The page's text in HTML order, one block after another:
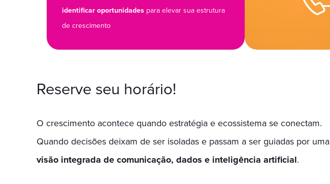
identificar oportunidades para elevar sua estrutura
de crescimento
Reserve seu horário!
O crescimento acontece quando estratégia e ecossistema se conectam.
Quando decisões deixam de ser isoladas e passam a ser guiadas por uma
visão integrada de comunicação, dados e inteligência artificial.